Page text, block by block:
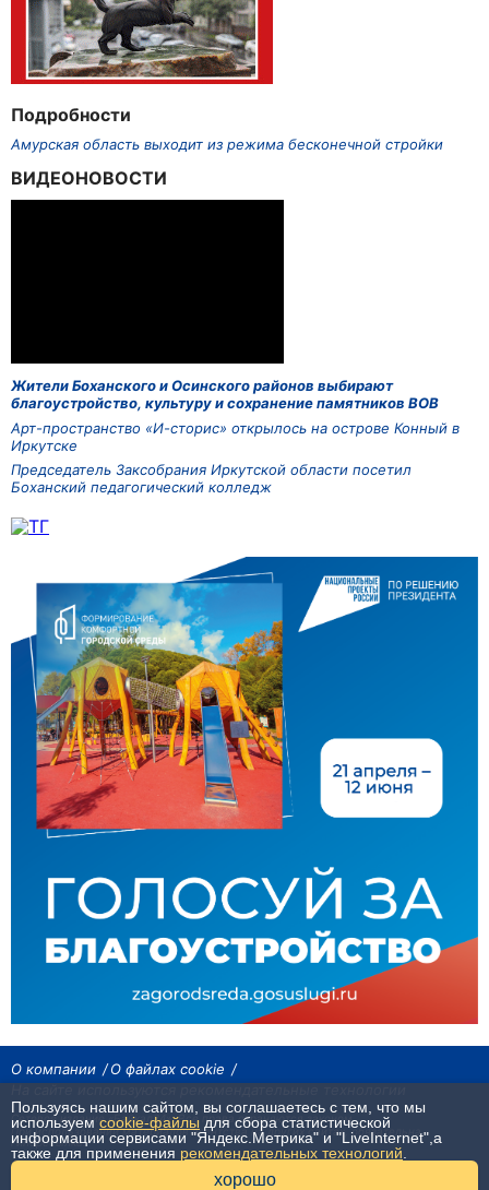
Подробности
Амурская область выходит из режима бесконечной стройки
ВИДЕОНОВОСТИ
Жители Боханского и Осинского районов выбирают
благоустройство, культуру и сохранение памятников ВОВ
Арт-пространство «И-сторис» открылось на острове Конный в
Иркутске
Председатель Заксобрания Иркутской области посетил
Боханский педагогический колледж
О компании
О файлах cookie
Сетевое издание «Байкал24». Все права охраняются законом.
При использовании материалов агентства на других сайтах, обязательна
гиперссылка.
Пользуясь нашим сайтом, вы соглашаетесь с тем, что мы
используем cookie-файлы для сбора статистической
информации сервисами "Яндекс.Метрика" и "LiveInternet",а
также для применения рекомендательных технологий
хорошо